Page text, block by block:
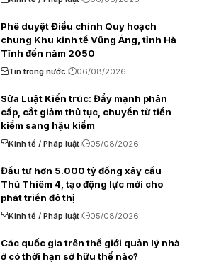
Phê duyệt Điều chỉnh Quy hoạch
chung Khu kinh tế Vũng Áng, tỉnh Hà
Tĩnh đến năm 2050
Tin trong nước 06/08/2026
Sửa Luật Kiến trúc: Đẩy mạnh phân
cấp, cắt giảm thủ tục, chuyển từ tiền
kiểm sang hậu kiểm
Kinh tế / Pháp luật 05/08/2026
Đầu tư hơn 5.000 tỷ đồng xây cầu
Thủ Thiêm 4, tạo động lực mới cho
phát triển đô thị
Kinh tế / Pháp luật 05/08/2026
Các quốc gia trên thế giới quản lý nhà
ở có thời hạn sở hữu thế nào?